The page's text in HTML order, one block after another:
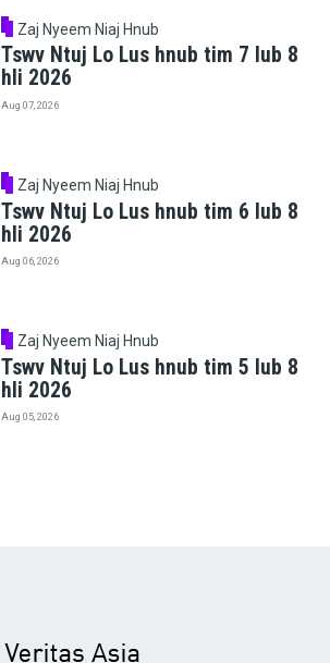
Zaj Nyeem Niaj Hnub
Tswv Ntuj Lo Lus hnub tim 7 lub 8
hli 2026
Aug 07, 2026
Zaj Nyeem Niaj Hnub
Tswv Ntuj Lo Lus hnub tim 6 lub 8
hli 2026
Aug 06, 2026
Zaj Nyeem Niaj Hnub
Tswv Ntuj Lo Lus hnub tim 5 lub 8
hli 2026
Aug 05, 2026